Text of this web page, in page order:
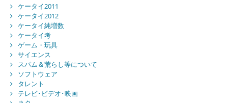
ケータイ2011
ケータイ2012
ケータイ純増数
ケータイ考
ゲーム・玩具
サイエンス
スパム＆荒らし等について
ソフトウェア
タレント
テレビ･ビデオ･映画